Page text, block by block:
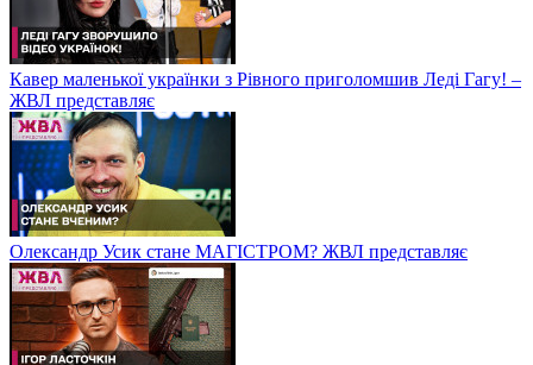
Кавер маленької українки з Рівного приголомшив Леді Гагу! –
ЖВЛ представляє
Олександр Усик стане МАГІСТРОМ? ЖВЛ представляє